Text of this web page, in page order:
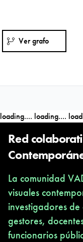
Ver grafo
loading.... loading....
Red
La comunidad
visuales
investigadores
gestores,
funcionarios